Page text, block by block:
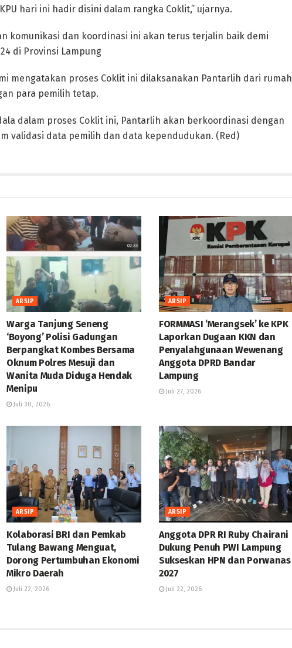
hari ini hadir disini dalam rangka Coklit,” ujarnya.
komunikasi dan koordinasi ini akan terus terjalin baik demi
di Provinsi Lampung
mengatakan proses Coklit ini dilaksanakan Pantarlih dari rumah
para pemilih tetap.
dalam proses Coklit ini, Pantarlih akan berkoordinasi dengan
validasi data pemilih dan data kependudukan. (Red)
ARSIP
Warga Tanjung Seneng
‘Boyong’ Polisi Gadungan
Berpangkat Kombes Bersama
Oknum Polres Mesuji dan
Wanita Muda Diduga Hendak
Menipu
Juli 30, 2026
ARSIP
FORMMASI ‘Merangsek’ ke KPK
Laporkan Dugaan KKN dan
Penyalahgunaan Wewenang
Anggota DPRD Bandar
Lampung
Juli 27, 2026
ARSIP
Kolaborasi BRI dan Pemkab
Tulang Bawang Menguat,
Dorong Pertumbuhan Ekonomi
Mikro Daerah
Juli 22, 2026
ARSIP
Anggota DPR RI Ruby Chairani
Dukung Penuh PWI Lampung
Sukseskan HPN dan Porwanas
2027
Juli 22, 2026